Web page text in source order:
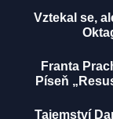
Vztekal se,
Franta
Píseň
Tajemství